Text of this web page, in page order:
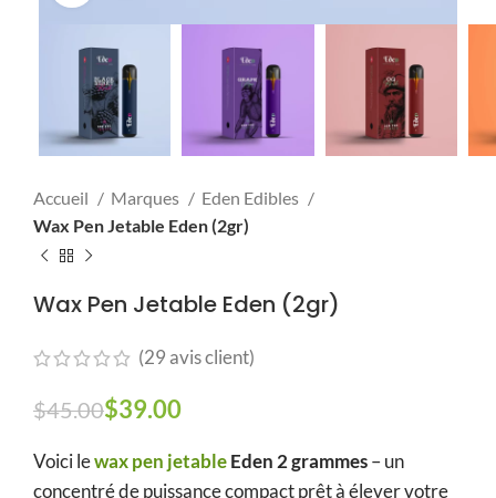
Accueil Marques
Eden Edibles
Wax Pen Jetable Eden (2gr)
Wax Pen Jetable Eden (2gr)
(29avis client)
$45.00$39.00
Voici lewax pen jetableEden 2 grammes– un
concentré de puissance compact prêt à élever votre